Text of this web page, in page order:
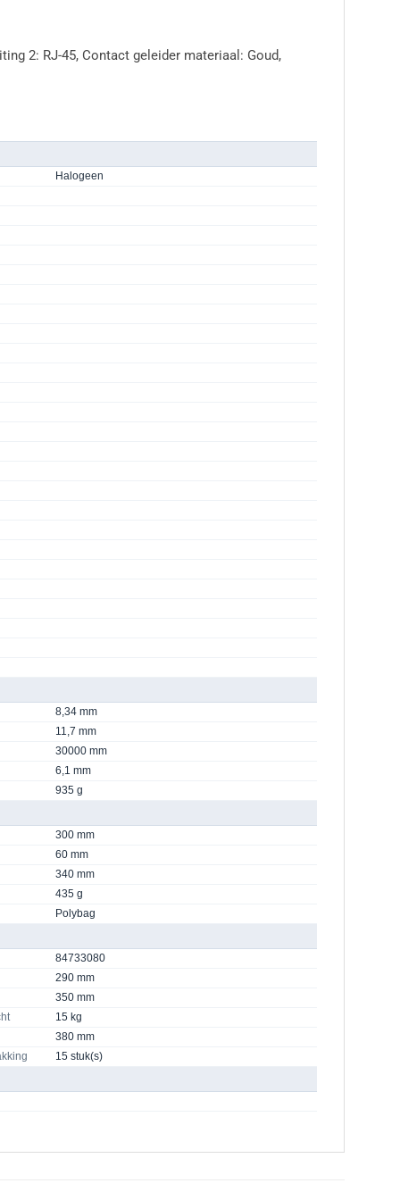
2: RJ-45, Contact geleider materiaal: Goud,
Halogeen
8,34 mm
11,7 mm
30000 mm
6,1 mm
935 g
300 mm
60 mm
340 mm
435 g
Polybag
84733080
290 mm
350 mm
15 kg
380 mm
15 stuk(s)